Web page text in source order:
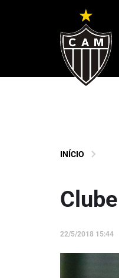
INÍCIO
22/5/2018 15:44